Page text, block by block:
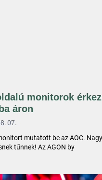
monitorok
áron
07.
mutatott be az AOC.
tűnnek! Az AGON by